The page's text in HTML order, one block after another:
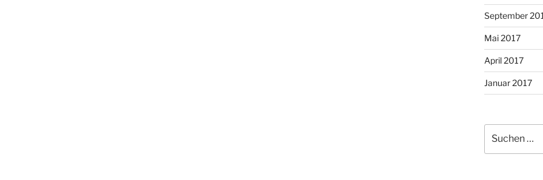
September
Mai 2017
April 2017
Januar 2017
nach: